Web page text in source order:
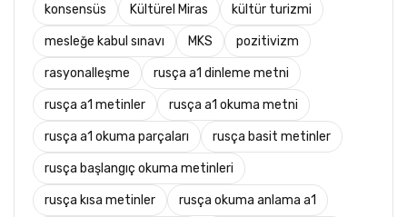
konsensüs Kültürel Miras kültür turizmi
mesleğe kabul sınavı MKS pozitivizm
rasyonalleşme rusça a1 dinleme metni
rusça a1 metinler rusça a1 okuma metni
rusça a1 okuma parçaları rusça basit metinler
rusça başlangıç okuma metinleri
rusça kısa metinler rusça okuma anlama a1